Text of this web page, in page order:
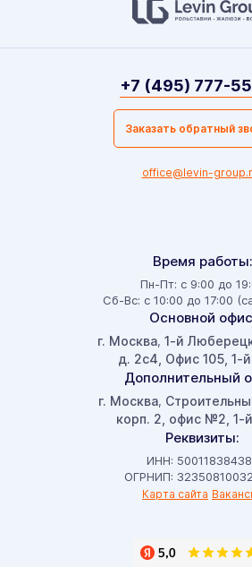
Время работы:
Пн-Пт: с 9:00 до
Сб-Вс: с 10:00 до 17:00
Основной
г. Москва, 1-й
д. 2с4, Офис 105, 1-
Дополнительный
г. Москва,
корп. 2, офис №2, 1-
Реквизиты:
ИНН:
ОГРНИП:
Карта сайта
+7 (495) 777-
Заказать обратный
office@levin-